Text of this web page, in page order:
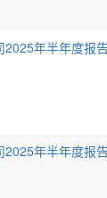
2025年半年度报
2025年半年度报